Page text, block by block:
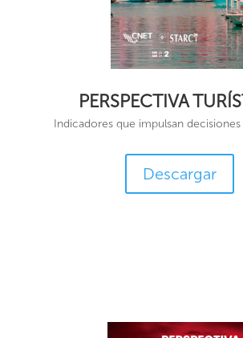
PERSPECTIVA
Indicadores que impulsan
Descargar